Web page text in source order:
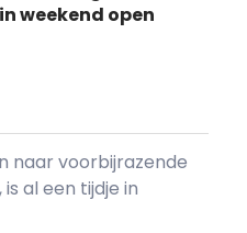
weekend open
naar voorbijrazende
al een tijdje in